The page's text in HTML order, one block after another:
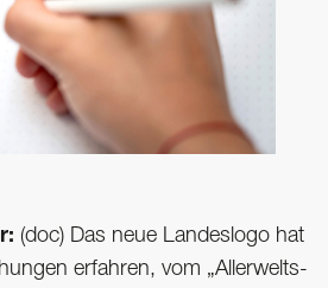
(doc) Das neue Landeslogo hat
erfahren, vom „Allerwelts-